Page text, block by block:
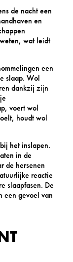
de nacht een
en
wat leidt
een
slaap. Wol
dankzij zijn
voert wol
houdt wol
het inslapen.
in de
de hersenen
reactie
slaapfasen. De
een gevoel van